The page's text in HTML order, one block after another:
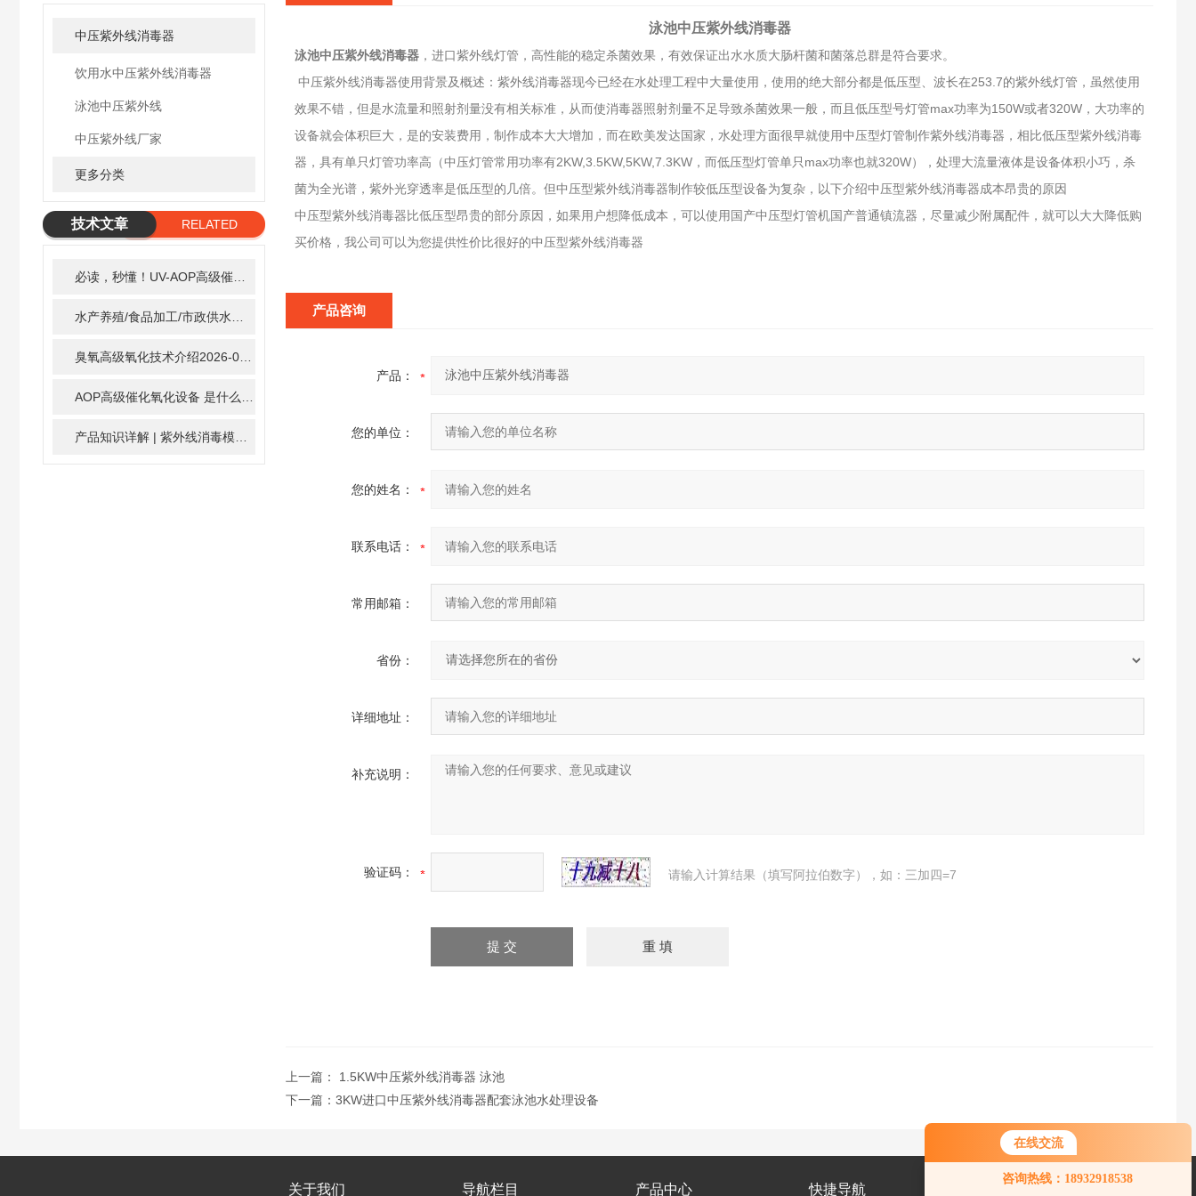
在线交流
咨询热线：18932918538
您好！欢迎前来咨询，很高兴为您
服务，请问您要咨询什么问题呢？
中压紫外线消毒器
饮用水中压紫外线消毒器
泳池中压紫外线
中压紫外线厂家
更多分类
技术文章
RELATED
臭氧高级氧化技术介绍2026-02-27
泳池中压紫外线消毒器
泳池中压紫外线消毒器 ，进口紫外线灯管，高性能的稳定杀菌效果，有效保证出水水质大肠杆菌和菌落总群是符合要求。
中压紫外线消毒器使用背景及概述：紫外线消毒器现今已经在水处理工程中大量使用，使用的绝大部分都是低压型、波长在253.7的紫外线灯管，虽然使用
效果不错，但是水流量和照射剂量没有相关标准，从而使消毒器照射剂量不足导致杀菌效果一般，而且低压型号灯管max功率为150W或者320W，大功率的
设备就会体积巨大，是的安装费用，制作成本大大增加，而在欧美发达国家，水处理方面很早就使用中压型灯管制作紫外线消毒器，相比低压型紫外线消毒
器，具有单只灯管功率高（中压灯管常用功率有2KW,3.5KW,5KW,7.3KW，而低压型灯管单只max功率也就320W），处理大流量液体是设备体积小巧，杀
菌为全光谱，紫外光穿透率是低压型的几倍。但中压型紫外线消毒器制作较低压型设备为复杂，以下介绍中压型紫外线消毒器成本昂贵的原因
中压型紫外线消毒器比低压型昂贵的部分原因，如果用户想降低成本，可以使用国产中压型灯管机国产普通镇流器，尽量减少附属配件，就可以大大降低购
买价格，我公司可以为您提供性价比很好的中压型紫外线消毒器
产品咨询
产品：
您的单位：
您的姓名：
联系电话：
常用邮箱：
省份：
详细地址：
补充说明：
验证码： 请输入计算结果（填写阿拉伯数字），如：三加四=7
上一篇： 1.5KW中压紫外线消毒器 泳池
下一篇： 3KW进口中压紫外线消毒器配套泳池水处理设备
关于我们 导航栏目 产品中心 快捷导航